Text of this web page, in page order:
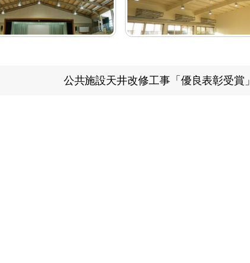
公共施設天井改修工事「優良表彰受賞」